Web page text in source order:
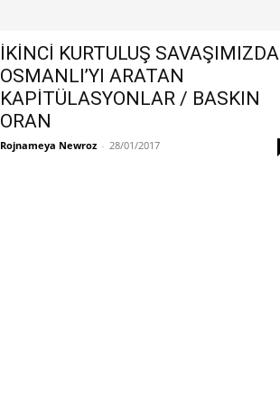
İKİNCİ KURTULUŞ SAVAŞIMIZDA
OSMANLI’YI ARATAN
KAPİTÜLASYONLAR / BASKIN
ORAN
Rojnameya Newroz - 28/01/2017